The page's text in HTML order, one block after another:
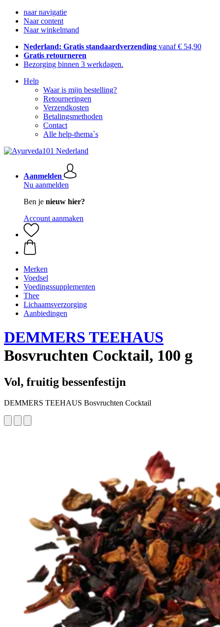
naar navigatie
Naar content
Naar winkelmand
Nederland: Gratis standaardverzending vanaf € 54,90
Gratis retourneren
Bezorging binnen 3 werkdagen.
Help
Waar is mijn bestelling?
Retourneringen
Verzendkosten
Betalingsmethoden
Contact
Alle help-thema`s
Aanmelden
Nu aanmelden
Ben je nieuw hier?
Account aanmaken
Merken
Voedsel
Voedingssupplementen
Thee
Lichaamsverzorging
Aanbiedingen
DEMMERS TEEHAUS
Bosvruchten Cocktail, 100 g
Vol, fruitig bessenfestijn
DEMMERS TEEHAUS Bosvruchten Cocktail